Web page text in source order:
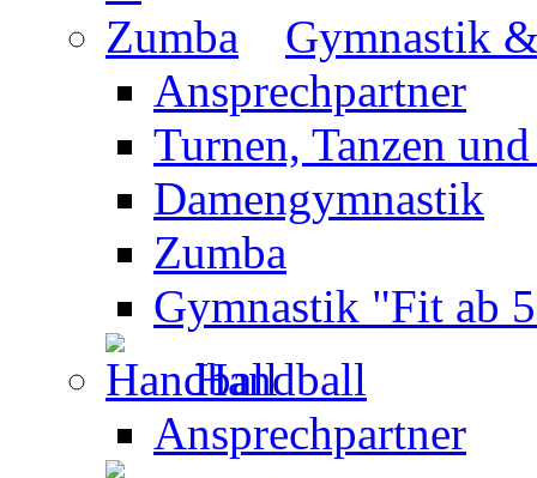
Gymnastik
Ansprechpartner
Turnen, Tanzen
Damengymnastik
Zumba
Gymnastik "Fit ab
Handball
Ansprechpartner